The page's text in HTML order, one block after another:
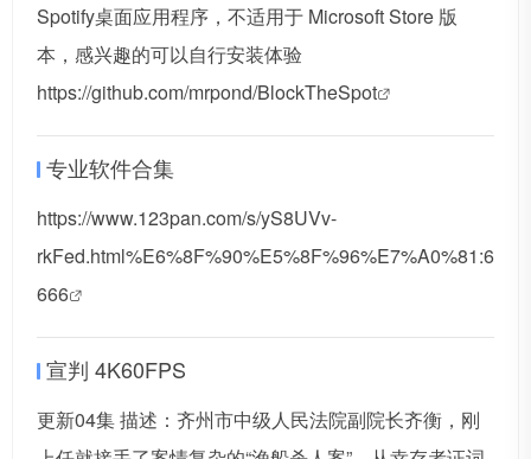
Spotify桌面应用程序，不适用于 Microsoft Store 版
本，感兴趣的可以自行安装体验
https://github.com/mrpond/BlockTheSpot
专业软件合集
https://www.123pan.com/s/yS8UVv-
rkFed.html%E6%8F%90%E5%8F%96%E7%A0%81:6
666
宣判 4K60FPS
更新04集 描述：齐州市中级人民法院副院长齐衡，刚